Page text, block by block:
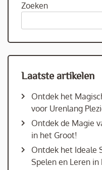
Zoeken
Laatste artikelen
Ontdek het
voor Urenlang
Ontdek de Magie
in het Groot!
Ontdek het Ideale
Spelen en Leren in